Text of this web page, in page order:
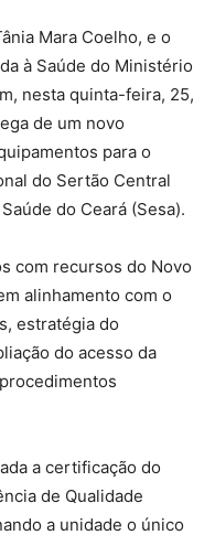
Mara Coelho, e o
à Saúde do Ministério
nesta quinta-feira, 25,
de um novo
para o
do Sertão Central
do Ceará (Sesa).
com recursos do Novo
alinhamento com o
estratégia do
do acesso da
a certificação do
de Qualidade
a unidade o único